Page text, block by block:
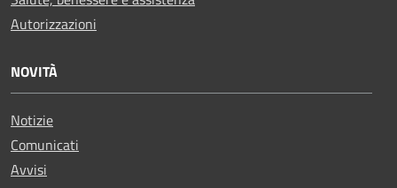
Autorizzazioni
NOVITÀ
Notizie
Comunicati
Avvisi